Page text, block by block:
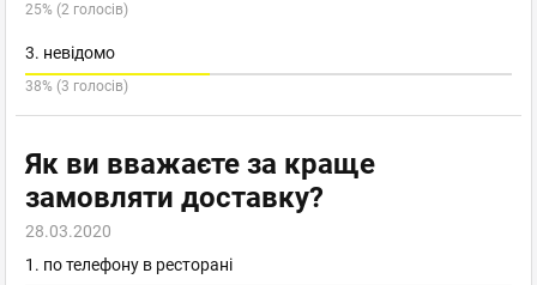
25% (2 голосів)
3. невідомо
38% (3 голосів)
Як ви вважаєте за краще
замовляти доставку?
28.03.2020
1. по телефону в ресторані